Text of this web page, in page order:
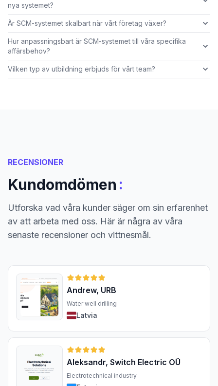
nya systemet?
Är SCM-systemet skalbart när vårt företag växer?
Hur anpassningsbart är SCM-systemet till våra specifika
affärsbehov?
Vilken typ av utbildning erbjuds för vårt team?
RECENSIONER
Kundomdömen :
Utforska vad våra kunder säger om sin erfarenhet
av att arbeta med oss. Här är några av våra
senaste recensioner och vittnesmål.
Andrew, URB
Water well drilling
Latvia
Aleksandr, Switch Electric OÜ
Electrotechnical industry